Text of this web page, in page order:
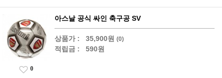
아스날 공식 싸인 축구공 SV
상품가 : 35,900원 (0)
적립금 : 590원
0